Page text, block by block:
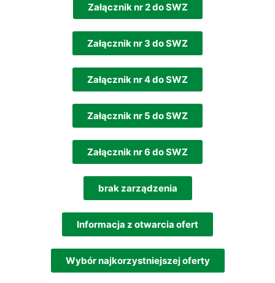
Załącznik nr 2 do SWZ
Załącznik nr 3 do SWZ
Załącznik nr 4 do SWZ
Załącznik nr 5 do SWZ
Załącznik nr 6 do SWZ
brak zarządzenia
Informacja z otwarcia ofert
Wybór najkorzystniejszej oferty